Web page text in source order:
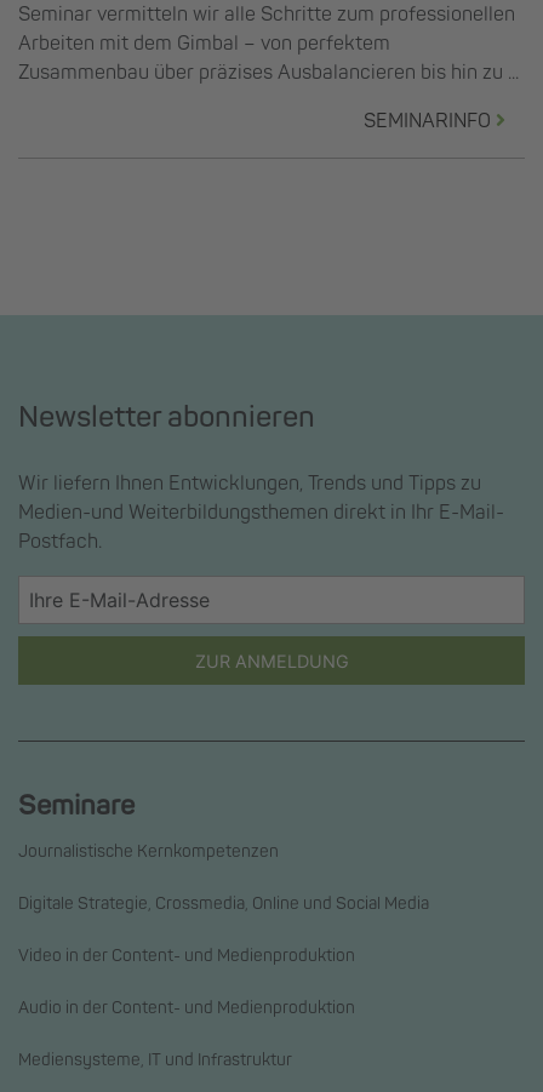
Seminar vermitteln wir alle Schritte zum professionellen
Arbeiten mit dem Gimbal – von perfektem
Zusammenbau über präzises Ausbalancieren bis hin zu ...
SEMINARINFO
Newsletter abonnieren
Wir liefern Ihnen Entwicklungen, Trends und Tipps zu
Medien-und Weiterbildungsthemen direkt in Ihr E-Mail-
Postfach.
ZUR ANMELDUNG
Seminare
Journalistische Kernkompetenzen
Digitale Strategie, Crossmedia, Online und Social Media
Video in der Content- und Medienproduktion
Audio in der Content- und Medienproduktion
Mediensysteme, IT und Infrastruktur